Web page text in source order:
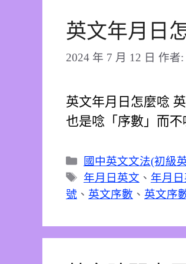
英文年月日
2024 年 7 月 12 日 作者:
英文年月日怎麼唸
也是唸「序數」而
分
類
國中英文文法(初級
標
籤
年月日英文 、 年月
號 、 英文序數 、 英文序